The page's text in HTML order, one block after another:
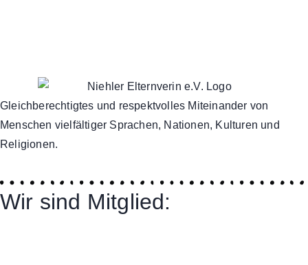
Gleichberechtigtes und respektvolles Miteinander von
Menschen vielfältiger Sprachen, Nationen, Kulturen und
Religionen.
Wir sind Mitglied: